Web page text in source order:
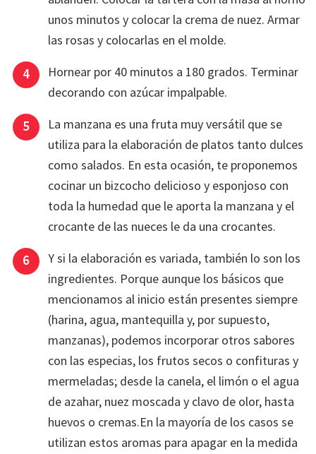
unos minutos y colocar la crema de nuez. Armar
las rosas y colocarlas en el molde.
Hornear por 40 minutos a 180 grados. Terminar
decorando con azúcar impalpable.
La manzana es una fruta muy versátil que se
utiliza para la elaboración de platos tanto dulces
como salados. En esta ocasión, te proponemos
cocinar un bizcocho delicioso y esponjoso con
toda la humedad que le aporta la manzana y el
crocante de las nueces le da una crocantes.
Y si la elaboración es variada, también lo son los
ingredientes. Porque aunque los básicos que
mencionamos al inicio están presentes siempre
(harina, agua, mantequilla y, por supuesto,
manzanas), podemos incorporar otros sabores
con las especias, los frutos secos o confituras y
mermeladas; desde la canela, el limón o el agua
de azahar, nuez moscada y clavo de olor, hasta
huevos o cremas.En la mayoría de los casos se
utilizan estos aromas para apagar en la medida